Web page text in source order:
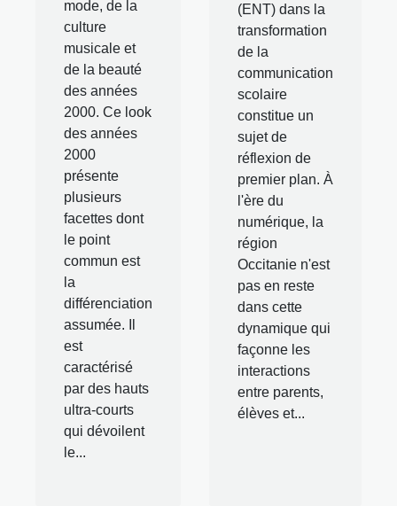
mode, de la
culture
musicale et
de la beauté
des années
2000. Ce look
des années
2000
présente
plusieurs
facettes dont
le point
commun est
la
différenciation
assumée. Il
est
caractérisé
par des hauts
ultra-courts
qui dévoilent
le...
(ENT) dans la
transformation
de la
communication
scolaire
constitue un
sujet de
réflexion de
premier plan. À
l'ère du
numérique, la
région
Occitanie n'est
pas en reste
dans cette
dynamique qui
façonne les
interactions
entre parents,
élèves et...